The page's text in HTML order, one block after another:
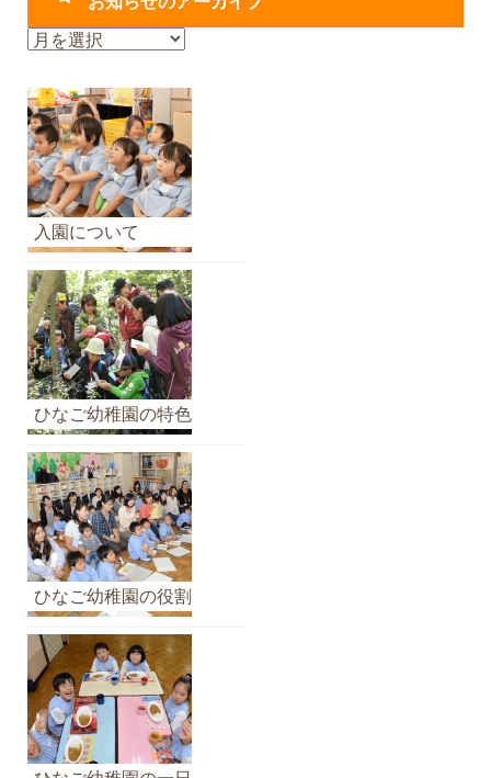
お
ら
せ
の
ア
ー
カ
イ
ブ
入園について
ひなご幼稚園の特色
ひなご幼稚園の役割